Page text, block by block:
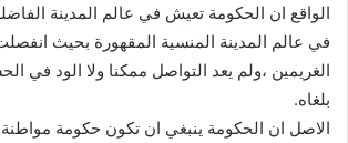
الواقع ان الحكومة تعيش في عالم المدينة
في عالم المدينة المنسية المقهورة بحيث
الغريمين ،ولم يعد التواصل ممكنا ولا الود في
بلغاه.
الاصل ان الحكومة ينبغي ان تكون حكومة